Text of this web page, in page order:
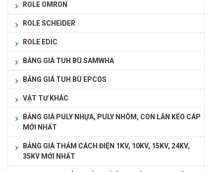
ROLE OMRON
ROLE SCHEIDER
ROLE EDIC
BẢNG GIÁ TUH BÙ SAMWHA
BẢNG GIÁ TUH BÙ EPCOS
VẬT TƯ KHÁC
BẢNG GIÁ PULY NHỰA, PULY NHÔM, CON LĂN KÉO CÁP
MỚI NHẤT
BẢNG GIÁ THẢM CÁCH ĐIỆN 1KV, 10KV, 15KV, 24KV,
35KV MỚI NHẤT